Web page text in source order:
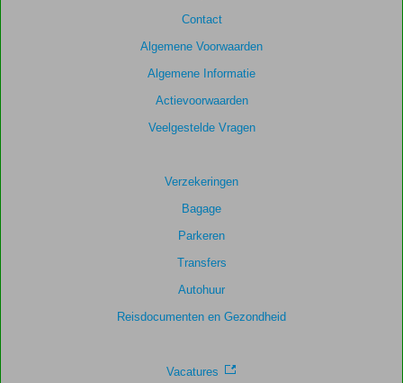
Contact
Algemene Voorwaarden
Algemene Informatie
Actievoorwaarden
Veelgestelde Vragen
Verzekeringen
Bagage
Parkeren
Transfers
Autohuur
Reisdocumenten en Gezondheid
Vacatures